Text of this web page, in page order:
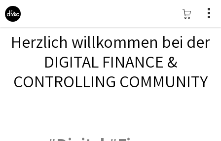
Herzlich willkommen bei der
DIGITAL FINANCE &
CONTROLLING COMMUNITY